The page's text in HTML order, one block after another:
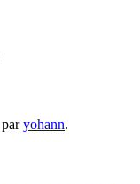
paryohann.